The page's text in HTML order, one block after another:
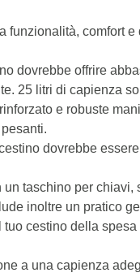
funzionalità, comfort e
dovrebbe offrire
25 litri di capienza
e robuste
dovrebbe
un taschino per chiavi,
inoltre un pratico
tuo cestino della
a una capienza